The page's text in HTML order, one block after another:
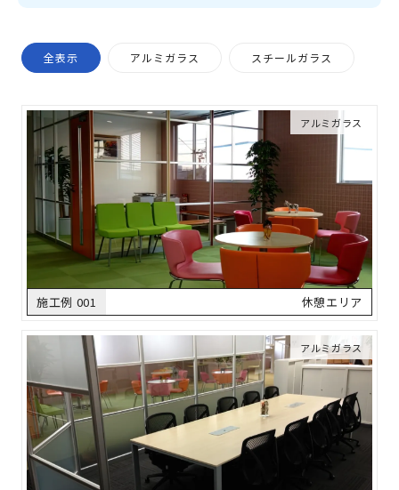
全表示 アルミガラス スチールガラス
アルミガラス
施工例 001 休憩エリア
アルミガラス